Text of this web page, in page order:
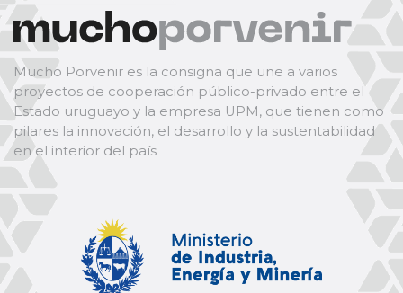
Mucho Porvenir es la consigna que une a varios
proyectos de cooperación público-privado entre el
Estado uruguayo y la empresa UPM, que tienen como
pilares la innovación, el desarrollo y la sustentabilidad
en el interior del país